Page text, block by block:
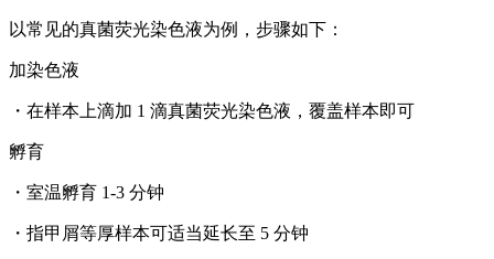
以常见的真菌荧光染色液为例，步骤如下：
加染色液
・在样本上滴加 1 滴真菌荧光染色液，覆盖样本即可
孵育
・室温孵育 1-3 分钟
・指甲屑等厚样本可适当延长至 5 分钟